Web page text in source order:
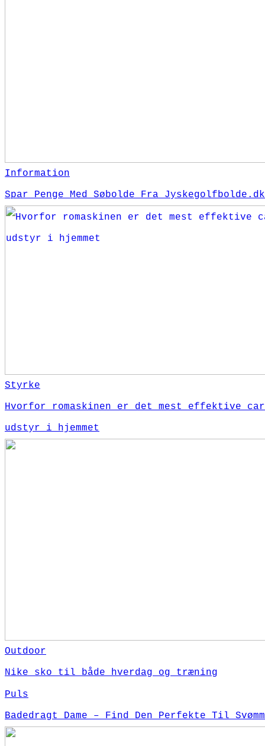
Information
Spar Penge Med Søbolde Fra Jyskegolfbolde.dk
Styrke
Hvorfor romaskinen er det mest effektive
udstyr i hjemmet
Outdoor
Nike sko til både hverdag og træning
Puls
Badedragt Dame – Find Den Perfekte Til